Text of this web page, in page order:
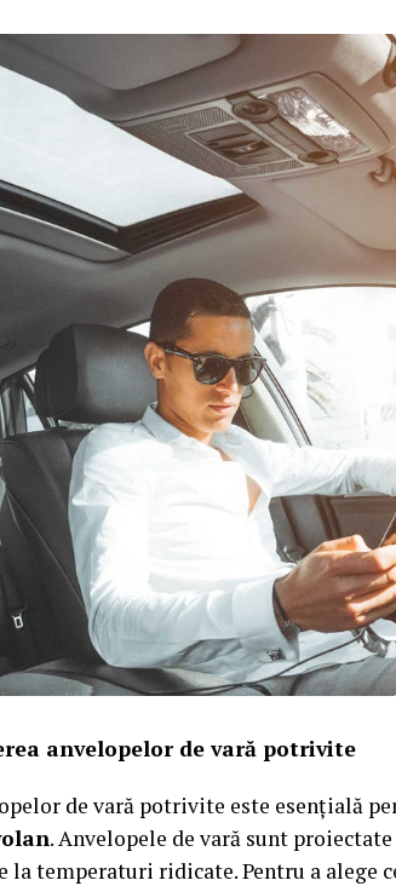
anvelopelor de vară potrivite
de vară potrivite este esențială
. Anvelopele de vară sunt
la temperaturi ridicate. Pentru a alege